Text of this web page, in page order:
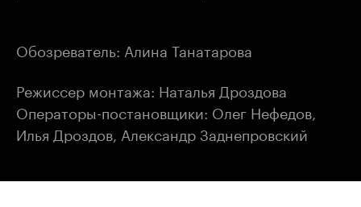
Обозреватель: Алина Танатарова
Режиссер монтажа: Наталья Дроздова
Операторы-постановщики: Олег Нефедов,
Илья Дроздов, Александр Заднепровский